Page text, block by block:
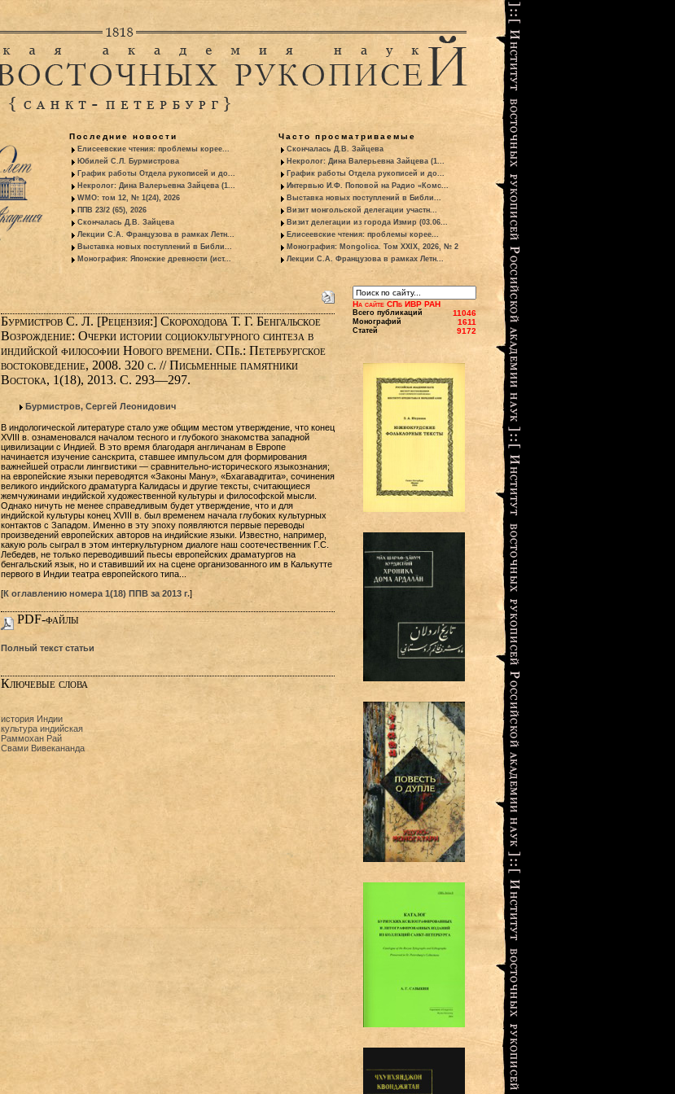
Последние новости
Елисеевские чтения: проблемы корее...
Юбилей С.Л. Бурмистрова
График работы Отдела рукописей и до...
Некролог: Дина Валерьевна Зайцева (1...
WMO: том 12, № 1(24), 2026
ППВ 23/2 (65), 2026
Скончалась Д.В. Зайцева
Лекции С.А. Французова в рамках Летн...
Выставка новых поступлений в Библи...
Монография: Японские древности (ист...
Часто просматриваемые
Скончалась Д.В. Зайцева
Некролог: Дина Валерьевна Зайцева (1...
График работы Отдела рукописей и до...
Интервью И.Ф. Поповой на Радио «Комс...
Выставка новых поступлений в Библи...
Визит монгольской делегации участн...
Визит делегации из города Измир (03.06...
Елисеевские чтения: проблемы корее...
Монография: Mongolica. Том XXIX, 2026, № 2
Лекции С.А. Французова в рамках Летн...
Бурмистров C. Л. [Рецензия:] Скороходова Т. Г. Бенгальское
Возрождение: Очерки истории социокультурного синтеза в
индийской философии Нового времени. СПб.: Петербургское
востоковедение, 2008. 320 с. // Письменные памятники
Востока, 1(18), 2013. С. 293—297.
Бурмистров, Сергей Леонидович
В индологической литературе стало уже общим местом утверждение, что конец
XVIII в. ознаменовался началом тесного и глубокого знакомства западной
цивилизации с Индией. В это время благодаря англичанам в Европе
начинается изучение санскрита, ставшее импульсом для формирования
важнейшей отрасли лингвистики — сравнительно-исторического языкознания;
на европейские языки переводятся «Законы Ману», «Бхагавадгита», сочинения
великого индийского драматурга Калидасы и другие тексты, считающиеся
жемчужинами индийской художественной культуры и философской мысли.
Однако ничуть не менее справедливым будет утверждение, что и для
индийской культуры конец XVIII в. был временем начала глубоких культурных
контактов с Западом. Именно в эту эпоху появляются первые переводы
произведений европейских авторов на индийские языки. Известно, например,
какую роль сыграл в этом интеркультурном диалоге наш соотечественник Г.С.
Лебедев, не только переводивший пьесы европейских драматургов на
бенгальский язык, но и ставивший их на сцене организованного им в Калькутте
первого в Индии театра европейского типа...
[К оглавлению номера 1(18) ППВ за 2013 г.]
PDF-файлы
Полный текст статьи
Ключевые слова
история Индии
культура индийская
Раммохан Рай
Свами Вивекананда
На сайте СПб ИВР РАН
Всего публикаций 11046
Монографий 1611
Статей 9172